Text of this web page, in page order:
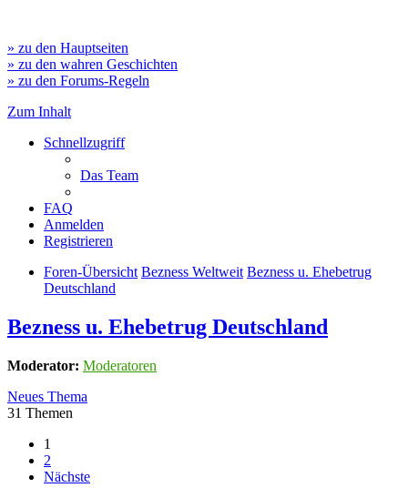
» zu den Hauptseiten
» zu den wahren Geschichten
» zu den Forums-Regeln
Zum Inhalt
Schnellzugriff
Das Team
FAQ
Anmelden
Registrieren
Foren-Übersicht Bezness Weltweit Bezness u. Ehebetrug
Deutschland
Bezness u. Ehebetrug Deutschland
Moderator: Moderatoren
Neues Thema
31 Themen
1
2
Nächste